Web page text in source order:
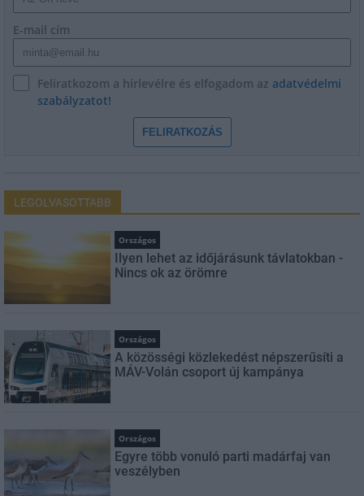
E-mail cím
Feliratkozom a hírlevélre és elfogadom az adatvédelmi
szabályzatot!
FELIRATKOZÁS
LEGOLVASOTTABB
Országos
Ilyen lehet az időjárásunk távlatokban -
Nincs ok az örömre
Országos
A közösségi közlekedést népszerűsíti a
MÁV-Volán csoport új kampánya
Országos
Egyre több vonuló parti madárfaj van
veszélyben